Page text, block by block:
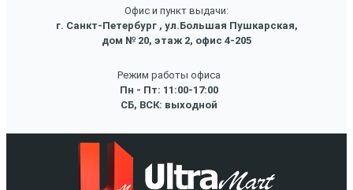
Офис и пункт выдачи:
г. Санкт-Петербург , ул.Большая Пушкарская,
дом № 20, этаж 2, офис 4-205
Режим работы офиса
Пн - Пт: 11:00-17:00
СБ, ВСК: выходной